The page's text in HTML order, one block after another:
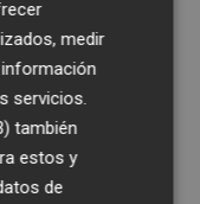
medir
servicios.
también
estos y
de